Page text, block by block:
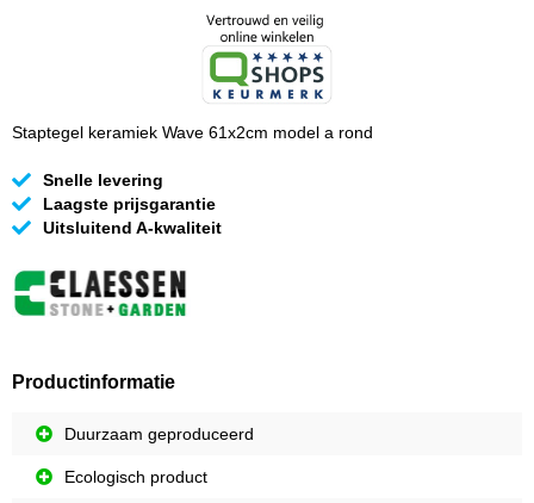
Staptegel keramiek Wave 61x2cm model a rond
Snelle levering
Laagste prijsgarantie
Uitsluitend A-kwaliteit
Productinformatie
Duurzaam geproduceerd
Ecologisch product